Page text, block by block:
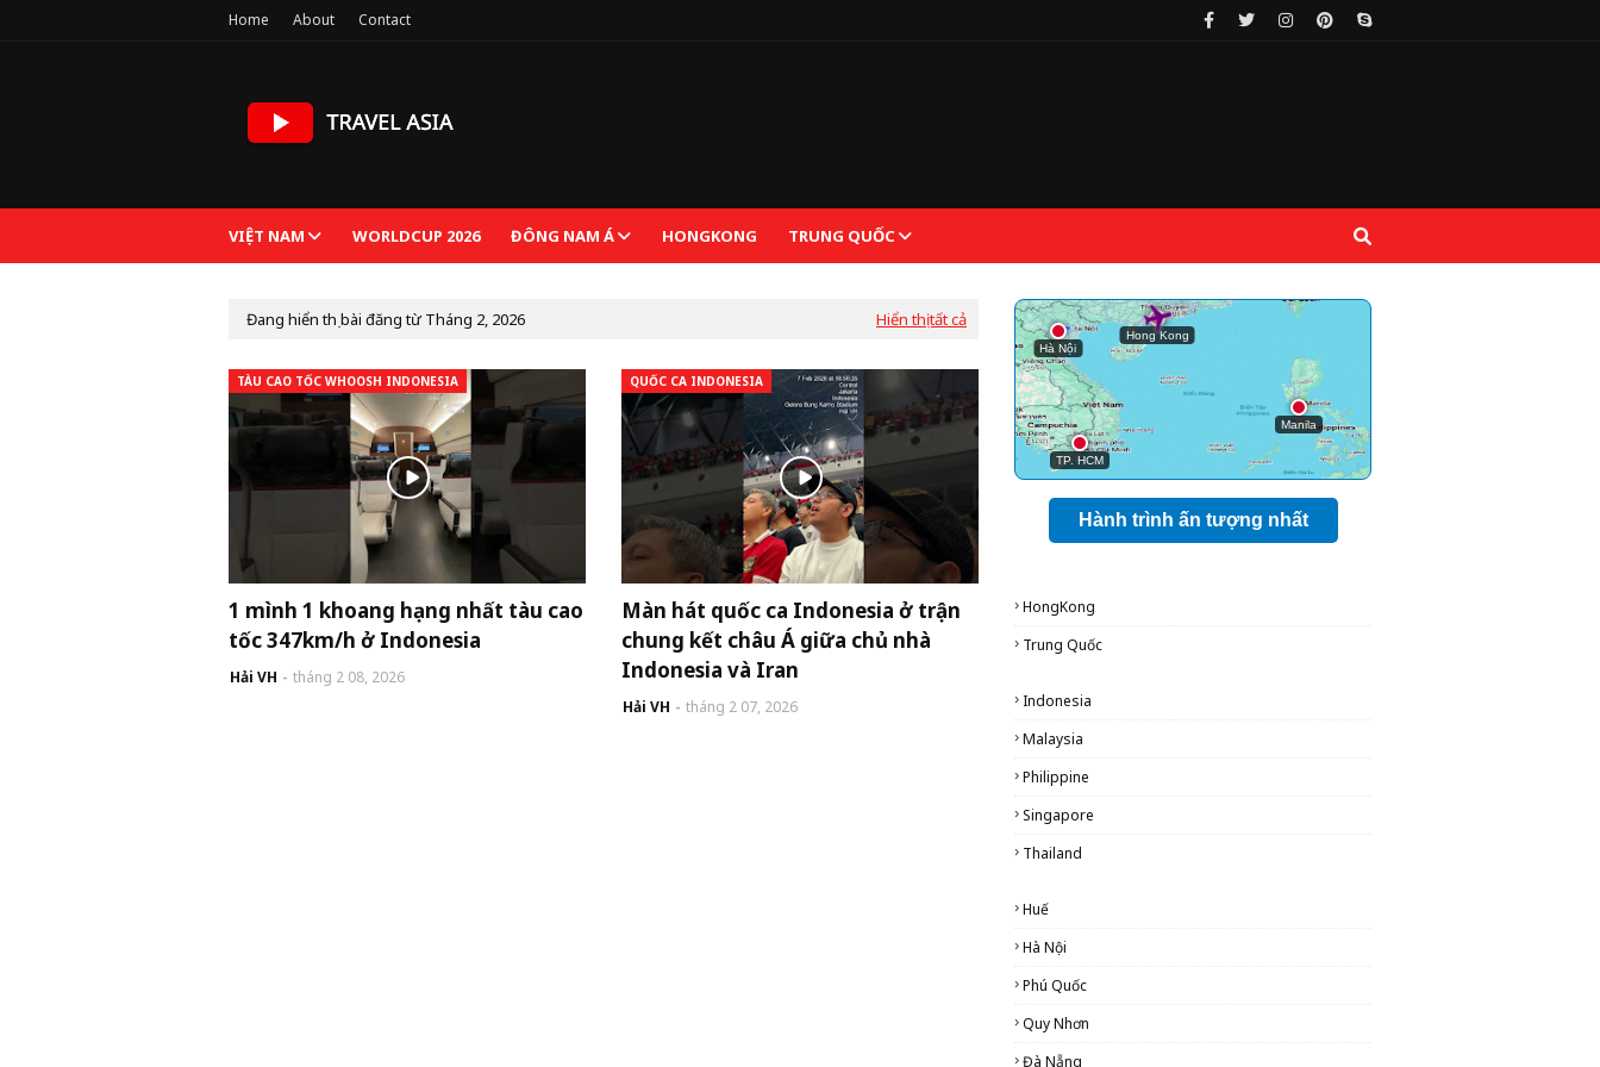
Home About Contact
VIỆT NAM WORLDCUP 2026 ĐÔNG NAM Á HONGKONG TRUNG QUỐC
Đang hiển thị bài đăng từ Tháng 2, 2026 Hiển thị tất cả
TÀU CAO TỐC WHOOSH INDONESIA
1 mình 1 khoang hạng nhất tàu cao
tốc 347km/h ở Indonesia
Hải VH tháng 2 08, 2026
QUỐC CA INDONESIA
Màn hát quốc ca Indonesia ở trận
chung kết châu Á giữa chủ nhà
Indonesia và Iran
Hải VH tháng 2 07, 2026
Hành trình ấn tượng nhất
HongKong
Trung Quốc
Indonesia
Malaysia
Philippine
Singapore
Thailand
Huế
Hà Nội
Phú Quốc
Quy Nhơn
Đà Nẵng